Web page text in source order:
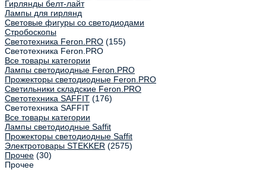
Гирлянды белт-лайт
Лампы для гирлянд
Световые фигуры со светодиодами
Стробоскопы
Светотехника Feron.PRO (155)
Светотехника Feron.PRO
Все товары категории
Лампы светодиодные Feron.PRO
Прожекторы светодиодные Feron.PRO
Светильники складские Feron.PRO
Светотехника SAFFIT (176)
Светотехника SAFFIT
Все товары категории
Лампы светодиодные Saffit
Прожекторы светодиодные Saffit
Электротовары STEKKER (2575)
Прочее (30)
Прочее